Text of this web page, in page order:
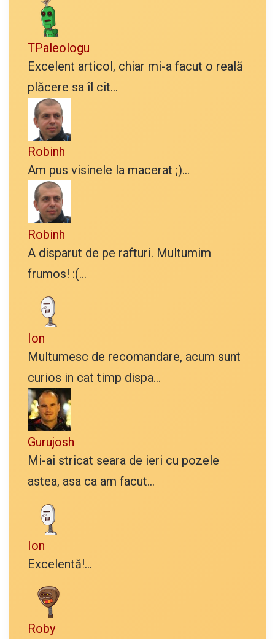
TPaleologu
Excelent articol, chiar mi-a facut o reală
plăcere sa îl cit...
Robinh
Am pus visinele la macerat ;)...
Robinh
A disparut de pe rafturi. Multumim
frumos! :(...
Ion
Multumesc de recomandare, acum sunt
curios in cat timp dispa...
Gurujosh
Mi-ai stricat seara de ieri cu pozele
astea, asa ca am facut...
Ion
Excelentă!...
Roby